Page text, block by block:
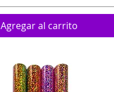
Agregar al carrito